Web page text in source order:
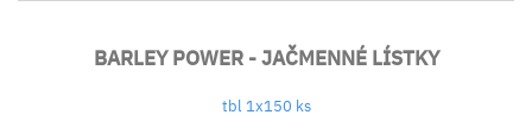
BARLEY POWER - JAČMENNÉ LÍSTKY
tbl 1x150 ks